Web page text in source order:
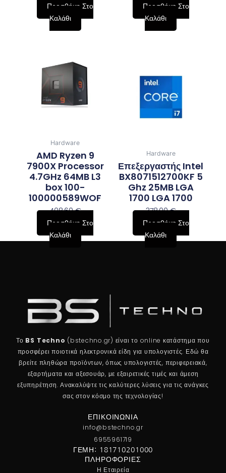
Προσθήκη Στο
Καλάθι
Προσθήκη Στο
Καλάθι
Hardware
AMD Ryzen 9
7900X Processor
4.7GHz 64MB L3
box 100-
100000589WOF
408,60€
Προσθήκη Στο
Καλάθι
Hardware
Επεξεργαστής Intel
BX8071512700KF 5
Ghz 25MB LGA
1700 LGA 1700
378,00€
Προσθήκη Στο
Καλάθι
Το BS Techno (bstechno.gr) είναι το online κατάστημα που
προσφέρει ποιοτικά ηλεκτρονικά είδη για υπολογιστές. Εδώ θα
βρείτε πληθώρα προϊόντων, όπως υπολογιστές, περιφερειακά,
εξαρτήματα και αξεσουάρ, με εξαιρετικές τιμές και άμεση
εξυπηρέτηση. Ανακαλύψτε τις καλύτερες λύσεις για τις ανάγκες
σας στον κόσμο της τεχνολογίας!
ΕΠΙΚΟΙΝΩΝΊΑ
info@bstechno.gr
6955961719
ΓΕΜΗ: 181710201000
ΠΛΗΡΟΦΟΡΊΕΣ
Η Εταιρεία